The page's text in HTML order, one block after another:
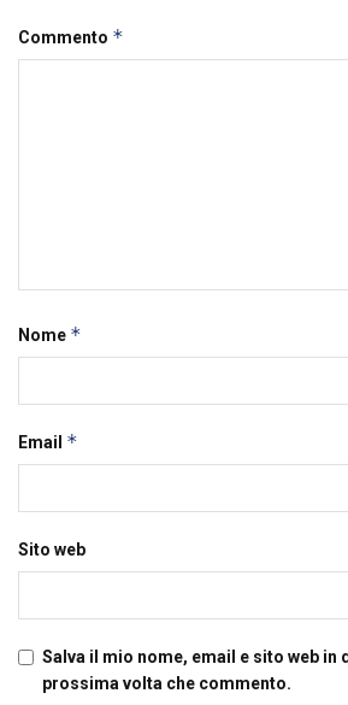
Commento *
Nome *
Email *
Sito web
Salva il mio nome, email e sito web in
prossima volta che commento.